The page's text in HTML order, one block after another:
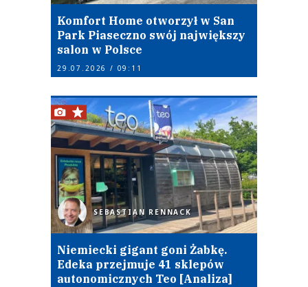
Komfort Home otworzył w San
Park Piaseczno swój największy
salon w Polsce
29.07.2026 / 09:11
SEBASTIAN RENNACK
Niemiecki gigant goni Żabkę.
Edeka przejmuje 41 sklepów
autonomicznych Teo [Analiza]